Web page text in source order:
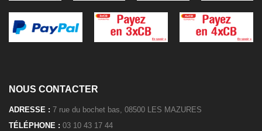
NOUS CONTACTER
ADRESSE : 7 rue du bochet bas, 08500 LES MAZURES
TÉLÉPHONE : 03 10 43 17 44